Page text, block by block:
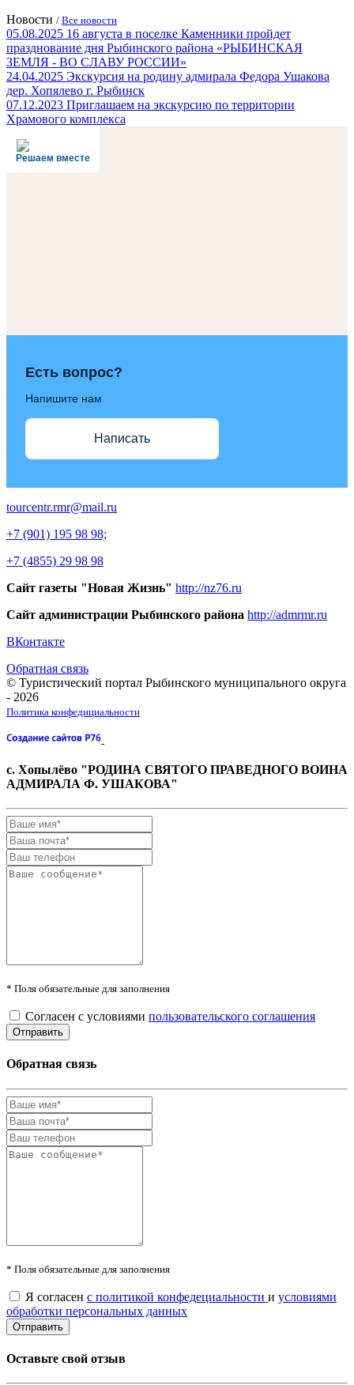
Новости / Все новости
05.08.2025 16 августа в поселке Каменники пройдет
празднование дня Рыбинского района «РЫБИНСКАЯ
ЗЕМЛЯ - ВО СЛАВУ РОССИИ»
24.04.2025 Экскурсия на родину адмирала Федора Ушакова
дер. Хопялево г. Рыбинск
07.12.2023 Приглашаем на экскурсию по территории
Храмового комплекса
Решаем вместе
Есть вопрос?
Напишите нам
Написать
tourcentr.rmr@mail.ru
+7 (901) 195 98 98;
+7 (4855) 29 98 98
Сайт газеты "Новая Жизнь" http://nz76.ru
Сайт администрации Рыбинского района http://admrmr.ru
ВКонтакте
Обратная связь
© Туристический портал Рыбинского муниципального округа
- 2026
Политика конфедициальности
с. Хопылёво "РОДИНА СВЯТОГО ПРАВЕДНОГО ВОИНА
АДМИРАЛА Ф. УШАКОВА"
* Поля обязательные для заполнения
Согласен с условиями пользовательского соглашения
Обратная связь
* Поля обязательные для заполнения
Я согласен с политикой конфедециальности и условиями
обработки персональных данных
Оставьте свой отзыв